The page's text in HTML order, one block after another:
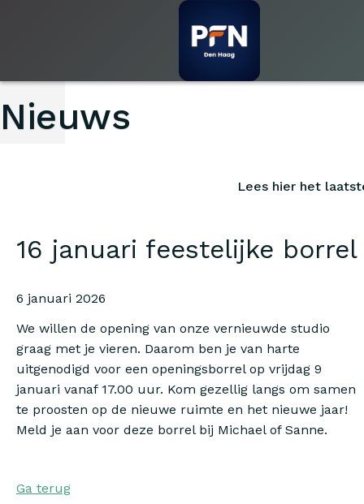
Nieuws
Lees hier het
16 januari feestelijke borrel
6 januari 2026
We willen de opening van onze vernieuwde studio
graag met je vieren. Daarom ben je van harte
uitgenodigd voor een openingsborrel op vrijdag 9
januari vanaf 17.00 uur. Kom gezellig langs om samen
te proosten op de nieuwe ruimte en het nieuwe jaar!
Meld je aan voor deze borrel bij Michael of Sanne.
Ga terug